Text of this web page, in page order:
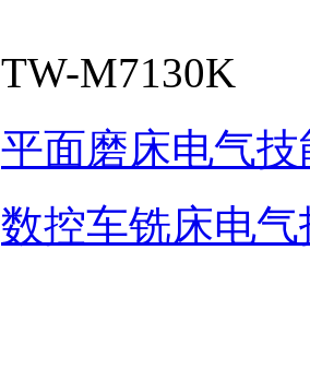
TW-M7130K
平面磨床电气
数控车铣床电